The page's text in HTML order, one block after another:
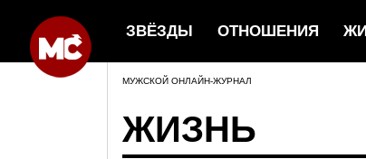
ЗВЁЗДЫ ОТНОШЕНИЯ
МУЖСКОЙ ОНЛАЙН-ЖУРНАЛ
ЖИЗНЬ